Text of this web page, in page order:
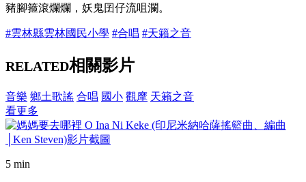
豬腳箍滾爛爛，妖鬼囝仔流咀瀾。
#雲林縣雲林國民小學 #合唱 #天籟之音
RELATED相關影片
音樂 鄉土歌謠 合唱 國小 觀摩 天籟之音
看更多
5 min